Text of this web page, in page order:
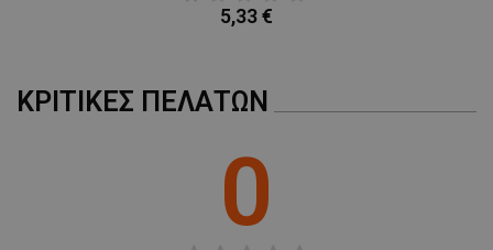
5,33 €
ΚΡΙΤΙΚΈΣ ΠΕΛΑΤΏΝ
0